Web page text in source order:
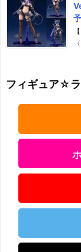
フィギュア☆